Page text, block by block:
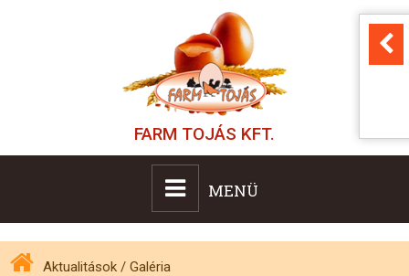
FARM TOJÁS KFT.
MENÜ
Aktualitások /Galéria